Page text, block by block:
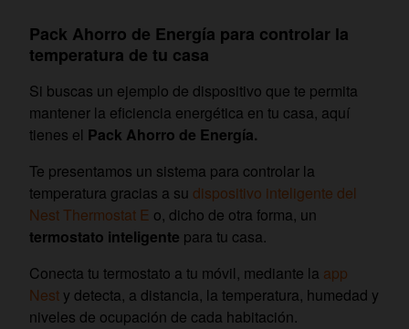
Pack Ahorro de Energía para controlar la
temperatura de tu casa
Si buscas un ejemplo de dispositivo que te permita
mantener la eficiencia energética en tu casa, aquí
tienes el Pack Ahorro de Energía.
Te presentamos un sistema para controlar la
temperatura gracias a su dispositivo inteligente del
Nest Thermostat E o, dicho de otra forma, un
termostato inteligente para tu casa.
Conecta tu termostato a tu móvil, mediante la app
Nest y detecta, a distancia, la temperatura, humedad y
niveles de ocupación de cada habitación.